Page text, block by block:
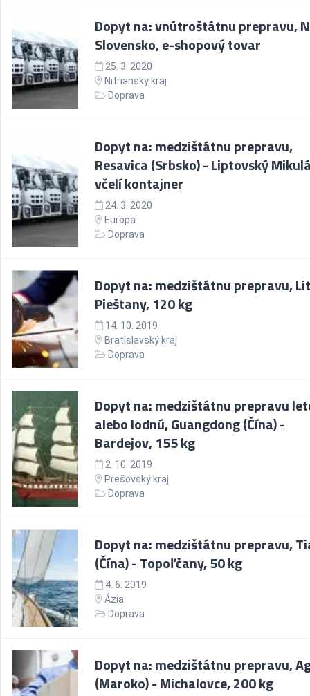
Dopyt na: vnútroštátnu prepravu,
Slovensko, e-shopový tovar
25. 3. 2020
Nitriansky kraj
Doprava
Dopyt na: medzištátnu prepravu,
Resavica (Srbsko) - Liptovský
včelí kontajner
24. 3. 2020
Európa
Doprava
Dopyt na: medzištátnu prepravu,
Pieštany, 120 kg
14. 10. 2019
Bratislavský kraj
Doprava
Dopyt na: medzištátnu prepravu
alebo lodnú, Guangdong (Čína) -
Bardejov, 155 kg
2. 10. 2019
Prešovský kraj
Doprava
Dopyt na: medzištátnu prepravu,
(Čína) - Topoľčany, 50 kg
4. 6. 2019
Ázia
Doprava
Dopyt na: medzištátnu prepravu,
(Maroko) - Michalovce, 200 kg